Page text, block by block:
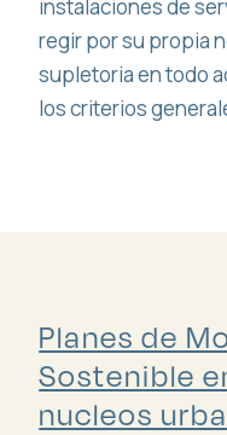
instalaciones de
regir por su propia
supletoria en todo
los criterios
Planes de
Sostenible
nucleos